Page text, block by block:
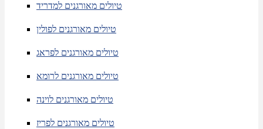
טיולים מאורגנים למדריד
טיולים מאורגנים לפולין
טיולים מאורגנים לפראג
טיולים מאורגנים לרומא
טיולים מאורגנים לוינה
טיולים מאורגנים לפריז